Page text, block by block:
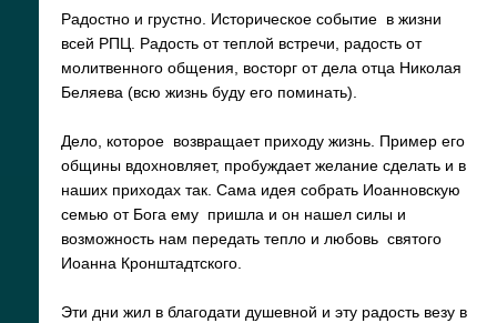
Радостно и грустно. Историческое событие в жизни
всей РПЦ. Радость от теплой встречи, радость от
молитвенного общения, восторг от дела отца Николая
Беляева (всю жизнь буду его поминать).
Дело, которое возвращает приходу жизнь. Пример его
общины вдохновляет, пробуждает желание сделать и в
наших приходах так. Сама идея собрать Иоанновскую
семью от Бога ему пришла и он нашел силы и
возможность нам передать тепло и любовь святого
Иоанна Кронштадтского.
Эти дни жил в благодати душевной и эту радость везу в